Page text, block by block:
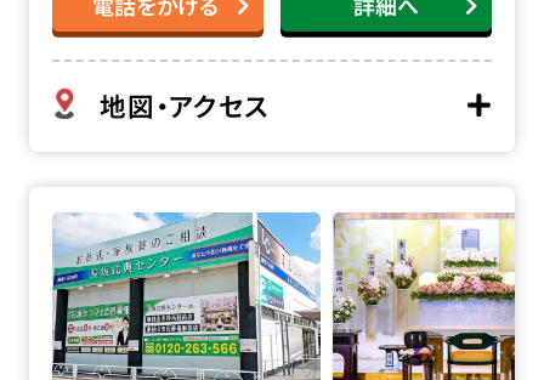
地図・アクセス
家族葬の長坂 エルシーホールの詳細へ